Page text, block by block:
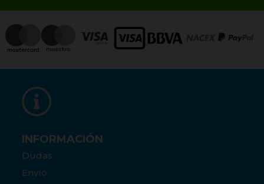
INFORMACIÓN
Dudas
Envío